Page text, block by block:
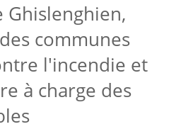
Ghislenghien,
communes
l'incendie et
à charge des